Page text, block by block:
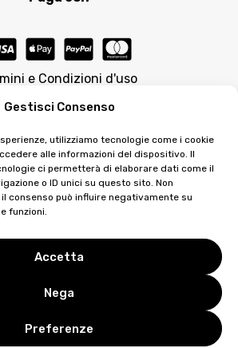
Gestisci Consenso
utilizziamo tecnologie come i cookie
alle informazioni del dispositivo. Il
ci permetterà di elaborare dati come il
o ID unici su questo sito. Non
consenso può influire negativamente su
funzioni.
Accetta
Nega
Preferenze
e Condizioni d'uso
Beauty è prodotto su licenza da
Srl e-mail: info@vieffenoselab.com
| P.IVA: 03739800401